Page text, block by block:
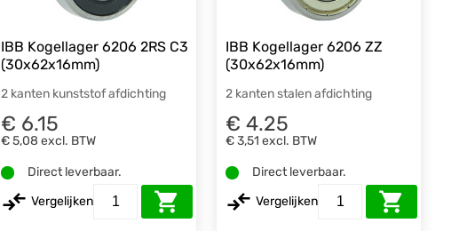
IBB Kogellager 6206 2RS C3
(30x62x16mm)
2 kanten kunststof afdichting
€ 6.15
€ 5,08 excl. BTW
Direct leverbaar.
Vergelijken
IBB Kogellager 6206 ZZ
(30x62x16mm)
2 kanten stalen afdichting
€ 4.25
€ 3,51 excl. BTW
Direct leverbaar.
Vergelijken